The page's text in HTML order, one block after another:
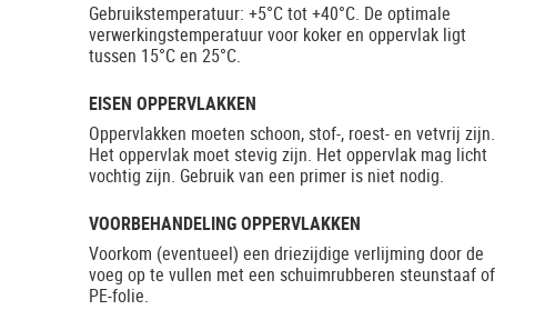
Gebruikstemperatuur: +5°C tot +40°C. De optimale
verwerkingstemperatuur voor koker en oppervlak ligt
tussen 15°C en 25°C.
EISEN OPPERVLAKKEN
Oppervlakken moeten schoon, stof-, roest- en vetvrij zijn.
Het oppervlak moet stevig zijn. Het oppervlak mag licht
vochtig zijn. Gebruik van een primer is niet nodig.
VOORBEHANDELING OPPERVLAKKEN
Voorkom (eventueel) een driezijdige verlijming door de
voeg op te vullen met een schuimrubberen steunstaaf of
PE-folie.